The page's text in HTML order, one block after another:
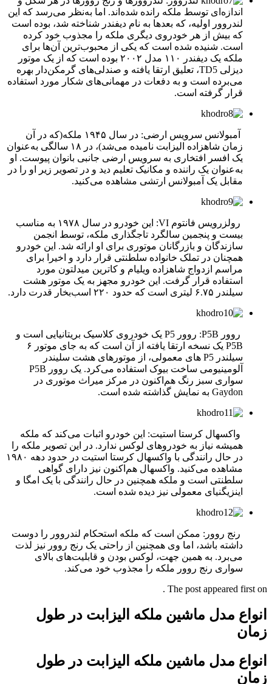
اندازه‌ای توسط ملکه رانده شده‌اند. اما به‌نظر می‌رسد که این
لندروور اولیه، که بعدها به نام دیفندر شناخته شد، بوده است
که بیش از هر خودروی دیگری ملکه را مجذوب خود کرده
است. شنیده شده است که یکی از محبوب‌ترین آن‌ها برای
ملکه یک دیفندر ۱۱۰ مدل ۲۰۰۲ بوده است که از یک موتور
دیزلی TD5، تعلیق ارتقا یافته و صندلی‌های گرمکن‌دار بهره
می‌برده است و به دفعات در مهمانی‌های شکار مورد استفاده
قرار گرفته است.
آمبولانس سرویس ارضی: در سال ۱۹۴۵ ملکه(که در آن
زمان شاهزاده الیزابت نامیده می‌شد)، در ۱۸ سالگی به‌عنوان
یک افسر افتخاری به سرویس ارضی جانبی بانوان پیوست. او
به‌عنوان یک راننده و مکانیک تعلیم دید و در تصویر زیر او را در
مقابل یک آمبولانس ارتشی مشاهده می‌کنید.
رولزرویس فانتوم VI: این خودرو در سال ۱۹۷۸ به مناسب
بیست و پنجمین سالگرد تاجگذاری ملکه، توسط انجمن
سازندگان و بازرگانان موتوری برای او ارائه شد. این خودرو
همچنان در تملک خانواده سلطنتی قرار دارد و اخیرا برای
مراسم ازدواج شاهزاده ویلیام و کاترین میدلتون مورد
استفاده قرار گرفت. این خودرو مجهز به یک موتور هشت
سیلندر ۶.۷۵ لیتری است که حدود ۲۲۰ اسب‌بخار قدرت دارد.
روور P5B: روور P5 یک خودروی کلاسیک بریتانیایی است و
P5B یک نسخه ارتقا یافته از آن است که به جای موتور ۶
سیلندر P5 های معمولی، از موتورهای هشت سلیندر
آلومینیومی ساخت بیوک استفاده می‌کرد. یک روور P5B
سواری سبز رنگ هم‌اکنون در مرکز میراث موتوری در
Gaydon به نمایش گذاشته شده است.
واکسهال کرستا استیت: این خودرو اثبات می‌کند که ملکه
همیشه نیاز به خودروهای لوکس ندارد. در این تصویر ملکه را
در حال رانندگی با واکسهال کرستا استیت در حدود دهه ۱۹۸۰
مشاهده می‌کنید. واکسهال هم‌اکنون نیز دارای گواهی
سلطنتی است و ملکه همچنین در حال رانندگی با یک امگا و
اینزیگنیای معمولی نیز دیده شده است.
رنج روور: ممکن است که ملکه استحکام لندروور را دوست
داشته باشد، اما وی همچنین از راحتی یک رنج روور نیز لذت
می‌برد. به همین جهت، لوکس بودن و قابلیت‌های بالای
سواری رنج روور ملکه را مجذوب خود می‌کند.
The post appeared first on .
انواع مدل ماشین ملکه الیزابت در طول
زمان
انواع مدل ماشین ملکه الیزابت در طول
زمان